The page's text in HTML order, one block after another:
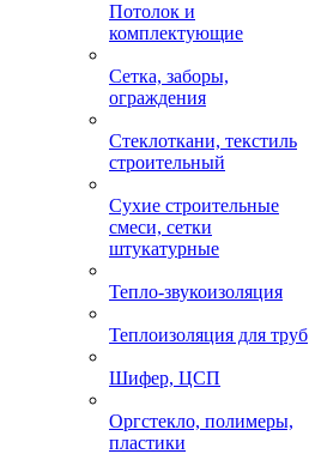
Потолок и
комплектующие
Сетка, заборы,
ограждения
Стеклоткани, текстиль
строительный
Сухие строительные
смеси, сетки
штукатурные
Тепло-звукоизоляция
Теплоизоляция для труб
Шифер, ЦСП
Оргстекло, полимеры,
пластики